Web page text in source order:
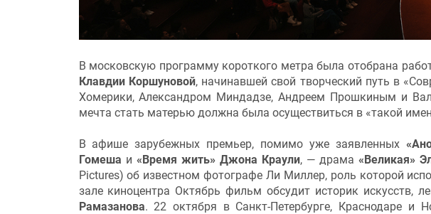
В московскую программу короткого метра была отобрана
Клавдии Коршуновой, начинавшей свой творческий путь в
Хомерики, Александром Миндадзе, Андреем Прошкиным и
мечта стать матерью должна была осуществиться в «такой
В афише зарубежных премьер, помимо уже заявленных
Гомеша и «Время жить» Джона Краули, — драма«Великая»
Pictures) об известном фотографе Ли Миллер, роль которой
зале киноцентра Октябрь фильм обсудит историк
Рамазанова. 22 октября в Санкт-Петербурге, Краснодаре и